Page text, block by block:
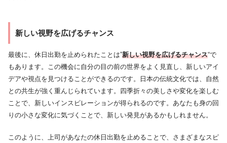
新しい視野を広げるチャンス
最後に、休日出勤を止められたことは”新しい視野を広げるチャンス“で
もあります。この機会に自分の目の前の世界をよく見直し、新しいアイ
デアや視点を見つけることができるのです。日本の伝統文化では、自然
との共生が強く重んじられています。四季折々の美しさや変化を楽しむ
ことで、新しいインスピレーションが得られるのです。あなたも身の回
りの小さな変化に気づくことで、新しい発見があるかもしれません。
このように、上司があなたの休日出勤を止めることで、さまざまなスピ